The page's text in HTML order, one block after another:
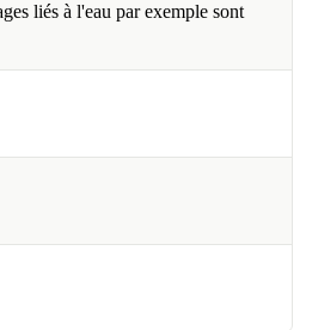
liés à l'eau par exemple sont